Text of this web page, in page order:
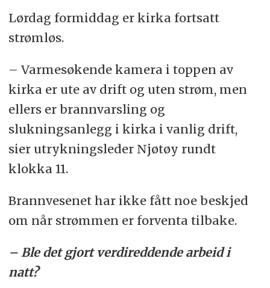
Lørdag formiddag er kirka fortsatt
strømløs.
– Varmesøkende kamera i toppen av
kirka er ute av drift og uten strøm, men
ellers er brannvarsling og
slukningsanlegg i kirka i vanlig drift,
sier utrykningsleder Njøtøy rundt
klokka 11.
Brannvesenet har ikke fått noe beskjed
om når strømmen er forventa tilbake.
– Ble det gjort verdireddende arbeid i
natt?